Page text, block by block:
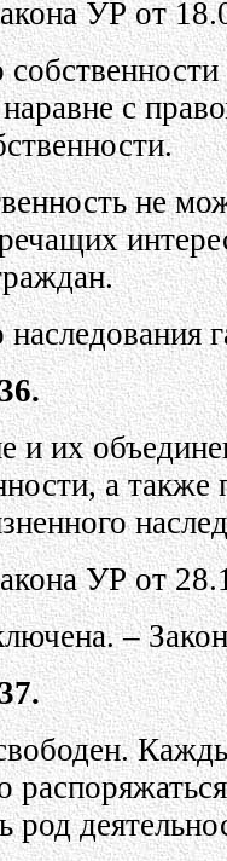
УР от
с
не
и их
а также
УР от
–
род